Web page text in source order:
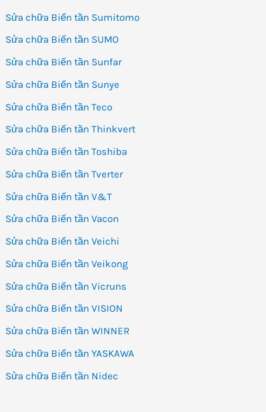
Sửa chữa Biến tần Sumitomo
Sửa chữa Biến tần SUMO
Sửa chữa Biến tần Sunfar
Sửa chữa Biến tần Sunye
Sửa chữa Biến tần Teco
Sửa chữa Biến tần Thinkvert
Sửa chữa Biến tần Toshiba
Sửa chữa Biến tần Tverter
Sửa chữa Biến tần V&T
Sửa chữa Biến tần Vacon
Sửa chữa Biến tần Veichi
Sửa chữa Biến tần Veikong
Sửa chữa Biến tần Vicruns
Sửa chữa Biến tần VISION
Sửa chữa Biến tần WINNER
Sửa chữa Biến tần YASKAWA
Sửa chữa Biến tần Nidec